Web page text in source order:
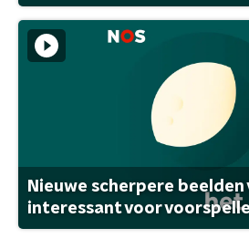
Nieuwe scherpere beelden
interessant voor